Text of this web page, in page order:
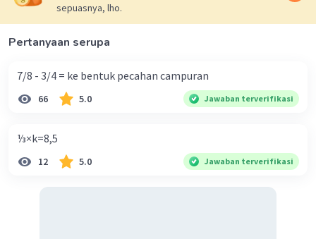
Beri Rating·0.0
sepuasnya, lho.
Pertanyaan serupa
7/8 - 3/4 = ke bentuk pecahan campuran
66 5.0 Jawaban terverifikasi
⅓×k=8,5
12 5.0 Jawaban terverifikasi